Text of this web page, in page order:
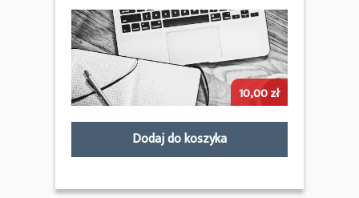
10,00zł
Dodaj do koszyka